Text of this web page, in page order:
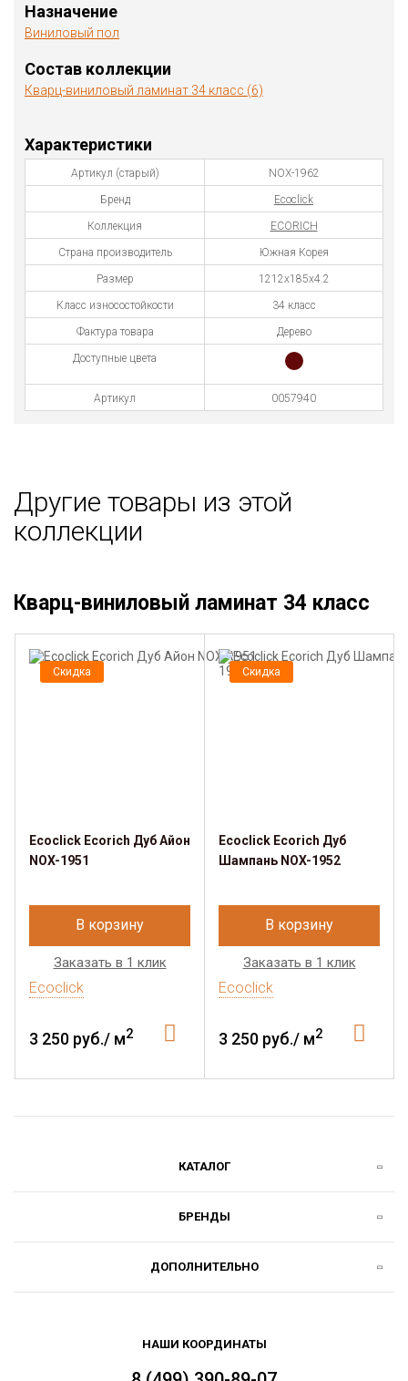
Назначение
Виниловый пол
Состав коллекции
Кварц-виниловый ламинат 34 класс (6)
Характеристики
Артикул (старый) NOX-1962
Бренд Ecoclick
Коллекция ECORICH
Страна производитель Южная Корея
Размер 1212х185х4.2
Класс износостойкости 34 класс
Фактура товара Дерево
Доступные цвета
Артикул 0057940
Другие товары из этой
коллекции
Кварц-виниловый ламинат 34 класс
Скидка
Ecoclick Ecorich Дуб Айон
NOX-1951
В корзину
Заказать в 1 клик
Ecoclick
3 250 руб./ м2
Скидка
Ecoclick Ecorich Дуб
Шампань NOX-1952
В корзину
Заказать в 1 клик
Ecoclick
3 250 руб./ м2
КАТАЛОГ
БРЕНДЫ
ДОПОЛНИТЕЛЬНО
НАШИ КООРДИНАТЫ